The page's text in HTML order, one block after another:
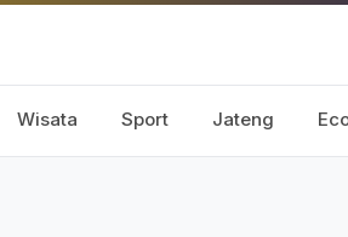
Wisata Sport Jateng